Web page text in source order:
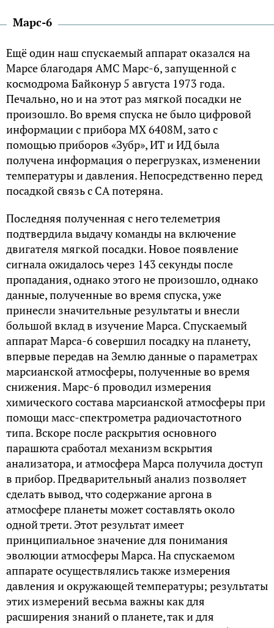
Марс-6
Ещё один наш спускаемый аппарат оказался на
Марсе благодаря АМС Марс-6, запущенной с
космодрома Байконур 5 августа 1973 года.
Печально, но и на этот раз мягкой посадки не
произошло. Во время спуска не было цифровой
информации с прибора МХ 6408М, зато с
помощью приборов «Зубр», ИТ и ИД была
получена информация о перегрузках, изменении
температуры и давления. Непосредственно перед
посадкой связь с СА потеряна.
Последняя полученная с него телеметрия
подтвердила выдачу команды на включение
двигателя мягкой посадки. Новое появление
сигнала ожидалось через 143 секунды после
пропадания, однако этого не произошло, однако
данные, полученные во время спуска, уже
принесли значительные результаты и внесли
большой вклад в изучение Марса. Спускаемый
аппарат Марса-6 совершил посадку на планету,
впервые передав на Землю данные о параметрах
марсианской атмосферы, полученные во время
снижения. Марс-6 проводил измерения
химического состава марсианской атмосферы при
помощи масс-спектрометра радиочастотного
типа. Вскоре после раскрытия основного
парашюта сработал механизм вскрытия
анализатора, и атмосфера Марса получила доступ
в прибор. Предварительный анализ позволяет
сделать вывод, что содержание аргона в
атмосфере планеты может составлять около
одной трети. Этот результат имеет
принципиальное значение для понимания
эволюции атмосферы Марса. На спускаемом
аппарате осуществлялись также измерения
давления и окружающей температуры; результаты
этих измерений весьма важны как для
расширения знаний о планете, так и для